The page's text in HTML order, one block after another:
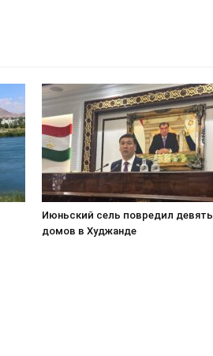
Июньский сель повредил девять
домов в Худжанде